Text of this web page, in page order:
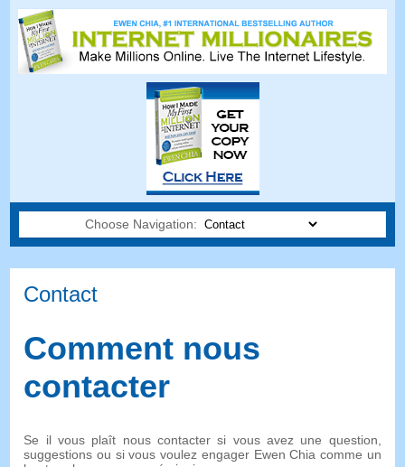
Choose Navigation:
Contact
Comment nous
contacter
Se il vous plaît nous contacter si vous avez une question,
suggestions ou si vous voulez engager Ewen Chia comme un